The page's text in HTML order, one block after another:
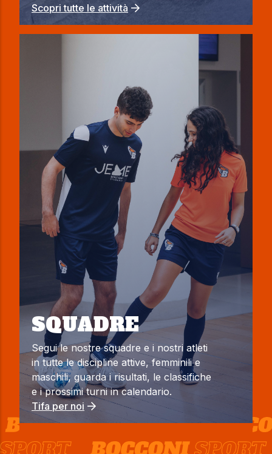
Scopri tutte le attività
SQUADRE
Segui le nostre squadre e i nostri atleti
in tutte le discipline attive, femminili e
maschili, guarda i risultati, le classifiche
e i prossimi turni in calendario.
Tifa per noi